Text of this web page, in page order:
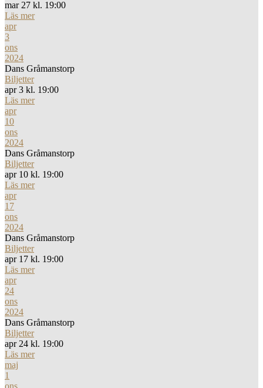
mar 27 kl. 19:00
Läs mer
apr
3
ons
2024
Dans Gråmanstorp
Biljetter
apr 3 kl. 19:00
Läs mer
apr
10
ons
2024
Dans Gråmanstorp
Biljetter
apr 10 kl. 19:00
Läs mer
apr
17
ons
2024
Dans Gråmanstorp
Biljetter
apr 17 kl. 19:00
Läs mer
apr
24
ons
2024
Dans Gråmanstorp
Biljetter
apr 24 kl. 19:00
Läs mer
maj
1